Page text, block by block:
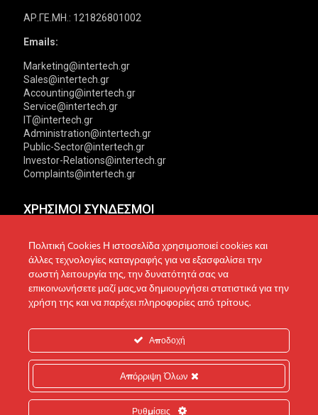
ΑΡ.ΓΕ.ΜΗ.: 121826801002
Emails:
Marketing@intertech.gr
Sales@intertech.gr
Accounting@intertech.gr
Service@intertech.gr
IT@intertech.gr
Administration@intertech.gr
Public-Sector@intertech.gr
Investor-Relations@intertech.gr
Complaints@intertech.gr
ΧΡΗΣΙΜΟΙ ΣΥΝΔΕΣΜΟΙ
Δίκτυο συνεργατών
Τεχνική υποστήριξη
Πολιτική Απορρήτου
Πολιτική Cookies
Πολιτική Προστασίας
Δεδομένων
Επικοινωνία
© 2022 Intertech S.A. All Rights reserved.
Πολιτική Cookies Η ιστοσελίδα χρησιμοποιεί cookies και
άλλες τεχνολογίες καταγραφής για να εξασφαλίσει την
σωστή λειτουργία της, την δυνατότητά σας να
επικοινωνήσετε μαζί μας,να δημιουργήσει στατιστικά για την
χρήση της και να παρέχει πληροφορίες από τρίτους.
Αποδοχή
Απόρριψη Όλων
Ρυθμίσεις